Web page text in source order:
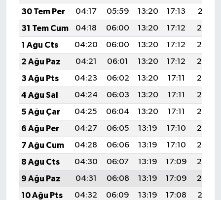
30 Tem Per
04:17 05:59 13:20 17:13
20:31
31 Tem Cum
04:18 06:00 13:20 17:12
20:30
1 Ağu Cts
04:20 06:00 13:20 17:12
20:29
2 Ağu Paz
04:21 06:01 13:20 17:12
20:28
3 Ağu Pts
04:23 06:02 13:20 17:11
20:27
4 Ağu Sal
04:24 06:03 13:20 17:11
20:26
5 Ağu Çar
04:25 06:04 13:20 17:11
20:25
6 Ağu Per
04:27 06:05 13:19 17:10
20:24
7 Ağu Cum
04:28 06:06 13:19 17:10
20:23
8 Ağu Cts
04:30 06:07 13:19 17:09
20:22
9 Ağu Paz
04:31 06:08 13:19 17:09
20:20
10 Ağu Pts
04:32 06:09 13:19 17:08
20:19